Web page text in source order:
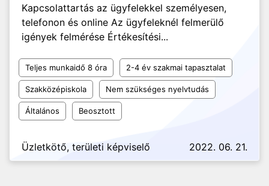
Kapcsolattartás az ügyfelekkel személyesen,
telefonon és online Az ügyfeleknél felmerülő
igények felmérése Értékesítési...
Teljes munkaidő 8 óra 2-4 év szakmai tapasztalat
Szakközépiskola Nem szükséges nyelvtudás
Általános Beosztott
Üzletkötő, területi képviselő 2022. 06. 21.